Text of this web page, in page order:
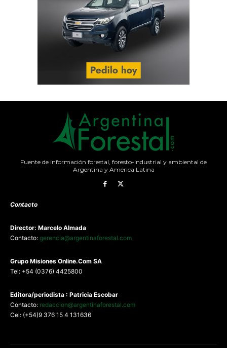
Fuente de información forestal, foresto-industrial y ambiental de
Argentina y América Latina
Contacto
Director: Marcelo Almada
Contacto: gerencia@argentinaforestal.com
Grupo Misiones Online.Com SA
Tel: +54 (0376) 4425800
Editora/periodista : Patricia Escobar
Contacto: redaccion@argentinaforestal.com
Cel: (+54)9 376 15 4 131636